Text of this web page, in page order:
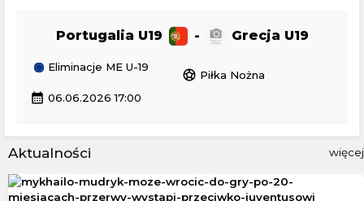
Portugalia U19 - Grecja U19
Eliminacje ME U-19
sports_soccer Piłka Nożna
calendar_month 06.06.2026 17:00
Aktualności więcej